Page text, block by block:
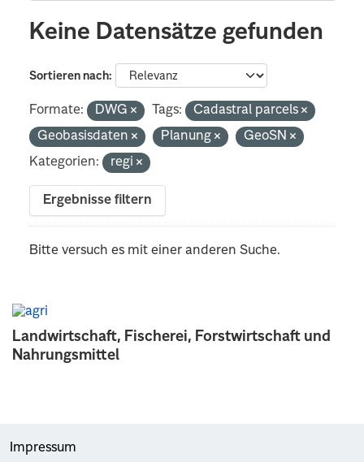
Landwirtschaft, Fischerei, Forstwirtschaft und
Nahrungsmittel
Keine Datensätze gefunden
Sortieren nach
Formate: DWG Tags:
Cadastral parcels
Geobasisdaten
Planung
GeoSN
Kategorien:
regi
Ergebnisse filtern
Bitte versuch es mit einer anderen Suche.
Impressum